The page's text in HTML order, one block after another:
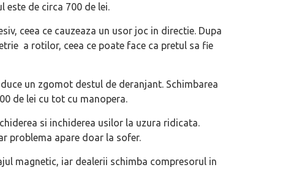
este de circa 700 de lei.
ceea ce cauzeaza un usor joc in directie. Dupa
a rotilor, ceea ce poate face ca pretul sa fie
un zgomot destul de deranjant. Schimbarea
de lei cu tot cu manopera.
si inchiderea usilor la uzura ridicata.
problema apare doar la sofer.
magnetic, iar dealerii schimba compresorul in